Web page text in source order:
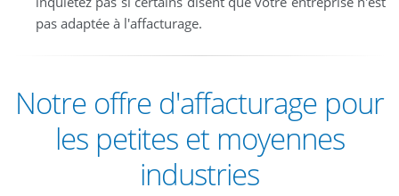
pas adaptée à l'affacturage.
Notre offre d'affacturage pour
les petites et moyennes
industries